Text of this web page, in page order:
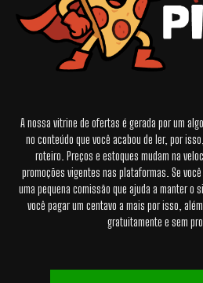
A nossa vitrine de ofertas é gerada por um
no conteúdo que você acabou de ler, por
roteiro. Preços e estoques mudam na
promoções vigentes nas plataformas. Se
uma pequena comissão que ajuda a manter o
você pagar um centavo a mais por isso,
gratuitamente e sem